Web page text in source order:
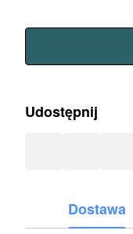
Udostępnij
Dostawa